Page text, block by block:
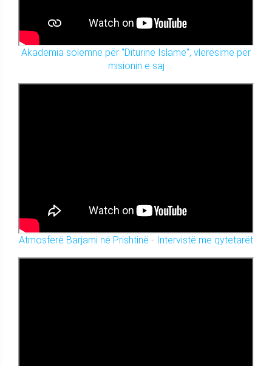
Akademia solemne për "Diturinë Islame", vlerësime për
misionin e saj
Atmosferë Barjami në Prishtinë - Intervistë me qytetarët